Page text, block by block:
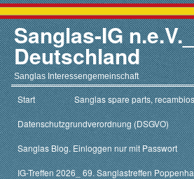
Sanglas-IG
Deutschland
Sanglas Interessengemeinschaft
Start Sanglas spare parts,
Datenschutzgrundverordnung (DSGVO)
Sanglas Blog. Einloggen nur mit Passwort
IG-Treffen 2026_ 69. Sanglastreffen